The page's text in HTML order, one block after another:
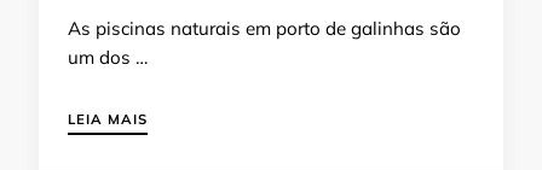
As piscinas naturais em porto de galinhas são
um dos …
LEIA MAIS